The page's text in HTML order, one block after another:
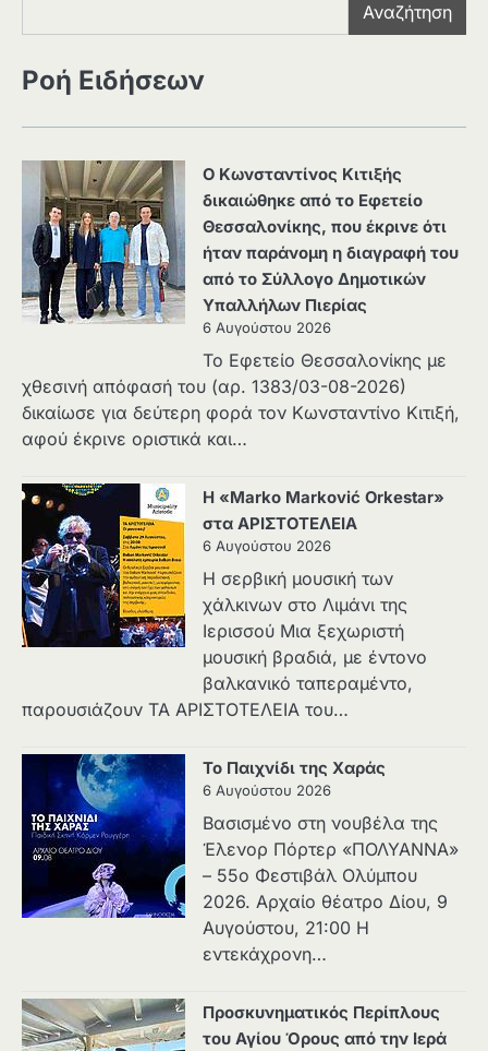
Αναζήτηση
Ροή Ειδήσεων
Ο Κωνσταντίνος Κιτιξής
δικαιώθηκε από το Εφετείο
Θεσσαλονίκης, που έκρινε ότι
ήταν παράνομη η διαγραφή του
από το Σύλλογο Δημοτικών
Υπαλλήλων Πιερίας
6 Αυγούστου 2026
Το Εφετείο Θεσσαλονίκης με
χθεσινή απόφασή του (αρ. 1383/03-08-2026)
δικαίωσε για δεύτερη φορά τον Κωνσταντίνο Κιτιξή,
αφού έκρινε οριστικά και…
Η «Marko Marković Orkestar»
στα ΑΡΙΣΤΟΤΕΛΕΙΑ
6 Αυγούστου 2026
Η σερβική μουσική των
χάλκινων στο Λιμάνι της
Ιερισσού Μια ξεχωριστή
μουσική βραδιά, με έντονο
βαλκανικό ταπεραμέντο,
παρουσιάζουν ΤΑ ΑΡΙΣΤΟΤΕΛΕΙΑ του…
Το Παιχνίδι της Χαράς
6 Αυγούστου 2026
Βασισμένο στη νουβέλα της
Έλενορ Πόρτερ «ΠΟΛΥΑΝΝΑ»
– 55ο Φεστιβάλ Ολύμπου
2026. Αρχαίο θέατρο Δίου, 9
Αυγούστου, 21:00 Η
εντεκάχρονη…
Προσκυνηματικός Περίπλους
του Αγίου Όρους από την Ιερά